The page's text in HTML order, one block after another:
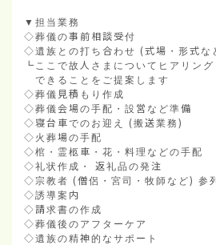
▼担当業務
◇葬儀の事前相談受付
◇遺族との打ち合わせ (式場・形式な
┗ここで故人さまについてヒアリング
できることをご提案します
◇葬儀見積もり作成
◇葬儀会場の手配・設営など準備
◇寝台車でのお迎え (搬送業務)
◇火葬場の手配
◇棺・霊柩車・花・料理などの手配
◇礼状作成・ 返礼品の発注
◇宗教者 (僧侶・宮司・牧師など) 参
◇誘導案内
◇請求書の作成
◇葬儀後のアフターケア
◇遺族の精神的なサポート